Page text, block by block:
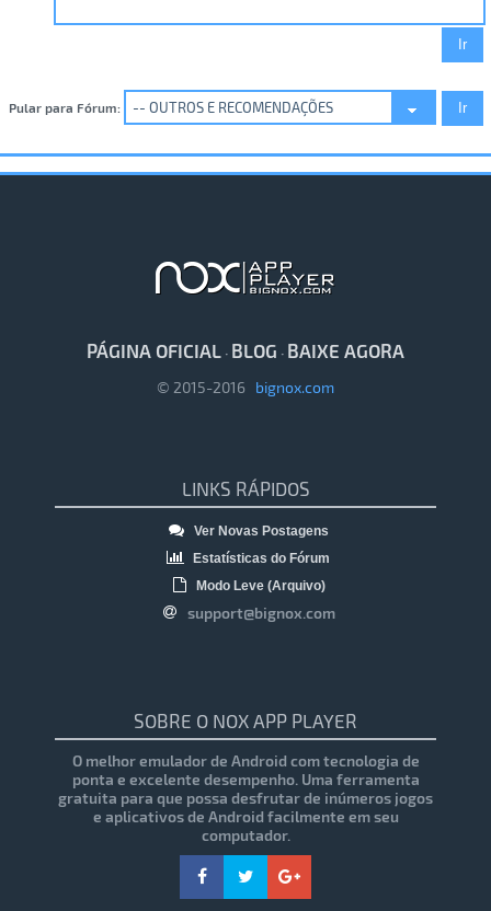
Pular para Fórum:
PÁGINA OFICIAL · BLOG · BAIXE AGORA
© 2015-2016 bignox.com
LINKS RÁPIDOS
Ver Novas Postagens
Estatísticas do Fórum
Modo Leve (Arquivo)
support@bignox.com
SOBRE O NOX APP PLAYER
O melhor emulador de Android com tecnologia de
ponta e excelente desempenho. Uma ferramenta
gratuita para que possa desfrutar de inúmeros jogos
e aplicativos de Android facilmente em seu
computador.